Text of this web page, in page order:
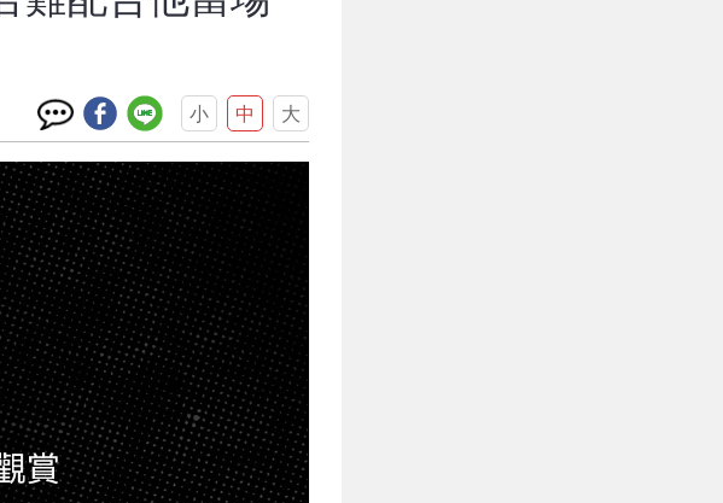
小 中 大